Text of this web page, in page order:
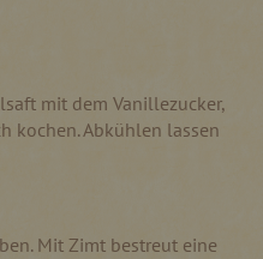
mit dem Vanillezucker,
kochen. Abkühlen lassen
Mit Zimt bestreut eine